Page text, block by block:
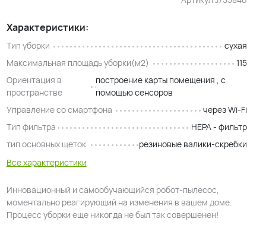
Характеристики:
Тип уборки
сухая
Максимальная площадь уборки(м2)
115
Ориентация в
пространстве
построение карты помещения , с
помощью сенсоров
Управление со смартфона
через Wi-Fi
Тип фильтра
HEPA - фильтр
тип основных щеток
резиновые валики-скребки
Все характеристики
Инновационный и самообучающийся робот-пылесос,
моментально реагирующий на изменения в вашем доме.
Процесс уборки еще никогда не был так совершенен!